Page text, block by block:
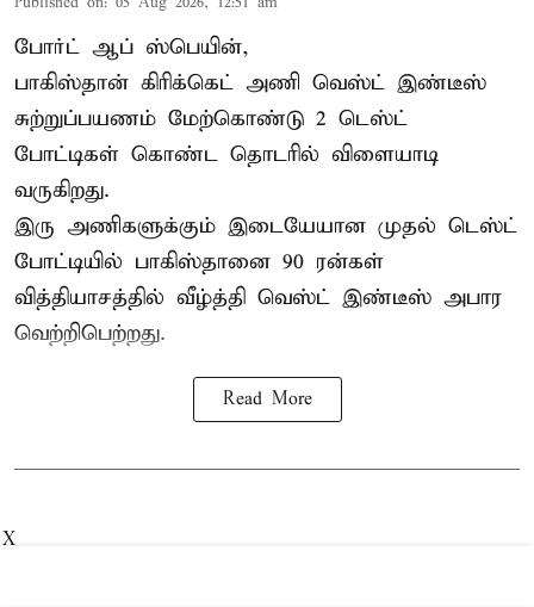
போர்ட் ஆப் ஸ்பெயின்,
பாகிஸ்தான் கிரிக்கெட் அணி வெஸ்ட் இண்டீஸ்
சுற்றுப்பயணம் மேற்கொண்டு 2 டெஸ்ட்
போட்டிகள் கொண்ட தொடரில் விளையாடி
வருகிறது.
இரு அணிகளுக்கும் இடையேயான முதல் டெஸ்ட்
போட்டியில் பாகிஸ்தானை 90 ரன்கள்
வித்தியாசத்தில் வீழ்த்தி வெஸ்ட் இண்டீஸ் அபார
வெற்றிபெற்றது.
Read More
X